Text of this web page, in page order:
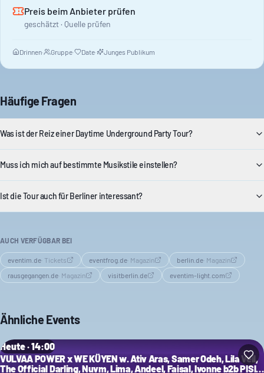
Preis beim Anbieter prüfen
geschätzt · Quelle prüfen
Drinnen· Gruppe· Date· Junges Publikum
Häufige Fragen
Was ist der Reiz einer Daytime Underground Party Tour?
Muss ich mich auf bestimmte Musikstile einstellen?
Ist die Tour auch für Berliner interessant?
AUCH VERFÜGBAR BEI
eventim.de· Tickets eventfrog.de· Magazin berlin.de· Magazin
rausgegangen.de· Magazin visitberlin.de eventim-light.com
Ähnliche Events
Heute · 14:00
VULVAA POWER x WE KÜYEN w. Ativ Aras, Samer Odeh, Lila Veil,
The Official Darling, Nuvm, Lima, Andeel, Faisal, Ivonne b2b PISI,